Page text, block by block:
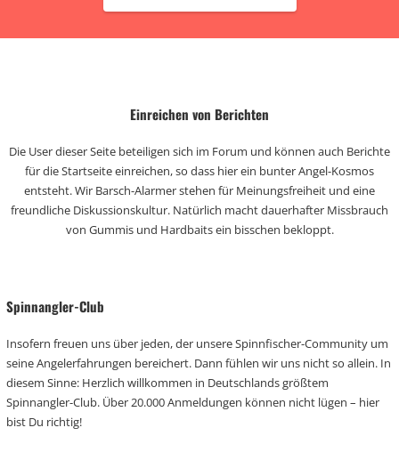
Einreichen von Berichten
Die User dieser Seite beteiligen sich im Forum und können auch Berichte
für die Startseite einreichen, so dass hier ein bunter Angel-Kosmos
entsteht. Wir Barsch-Alarmer stehen für Meinungsfreiheit und eine
freundliche Diskussionskultur. Natürlich macht dauerhafter Missbrauch
von Gummis und Hardbaits ein bisschen bekloppt.
Spinnangler-Club
Insofern freuen uns über jeden, der unsere Spinnfischer-Community um
seine Angelerfahrungen bereichert. Dann fühlen wir uns nicht so allein. In
diesem Sinne: Herzlich willkommen in Deutschlands größtem
Spinnangler-Club. Über 20.000 Anmeldungen können nicht lügen – hier
bist Du richtig!